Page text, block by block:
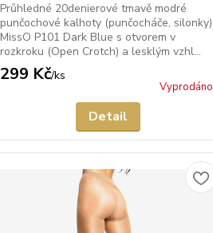
Průhledné 20denierové tmavě modré
punčochové kalhoty (punčocháče, silonky)
MissO P101 Dark Blue s otvorem v
rozkroku (Open Crotch) a lesklým vzhl...
299 Kč/ks
Vyprodáno
Detail